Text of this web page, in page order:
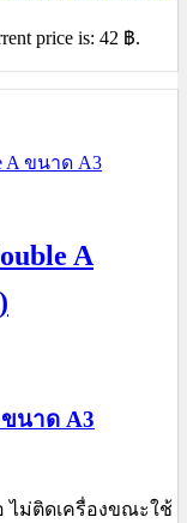
price is: 42 ฿.
A
ขนาด A3
ไม่ติดเครื่องขณะใช้